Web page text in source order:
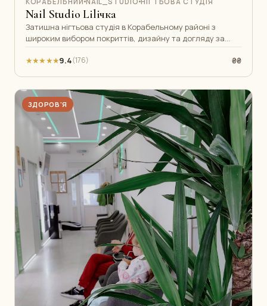
Nail Studio Liliчка
Затишна нігтьова студія в Корабельному районі з
широким вибором покриттів, дизайну та догляду за
нігтями. Майстри з досвідом понад
★★★★★9.4(176) ₴₴
ЗДОРОВ'Я